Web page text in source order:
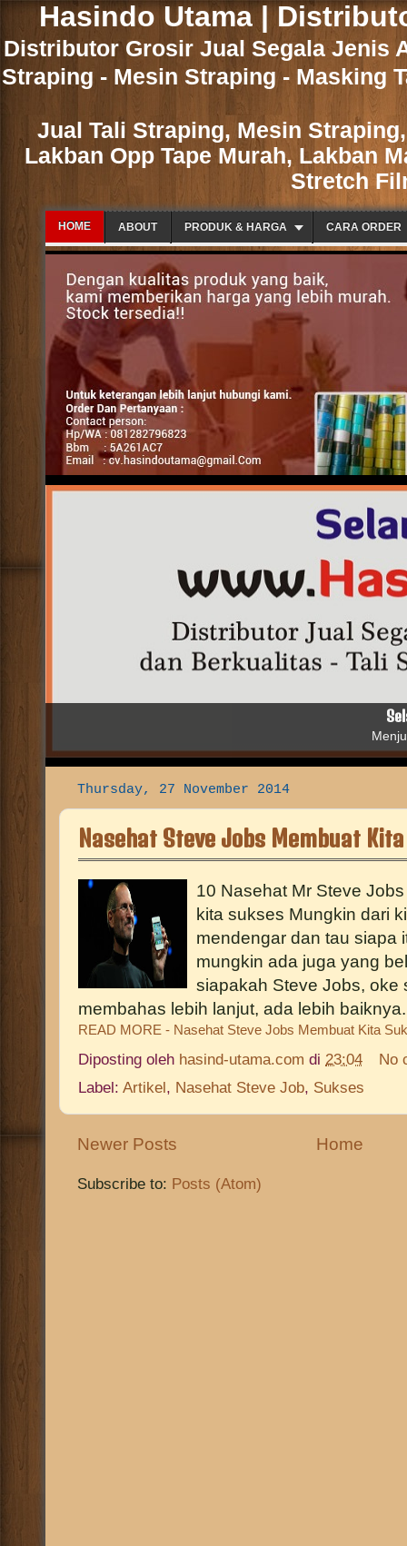
Hasindo Utama |
Distributor Grosir Jual Segala Jenis
Straping - Mesin Straping - Masking
Jual Tali Straping, Mesin
Lakban Opp Tape Murah, Lakban
Stretch
HOME ABOUT PRODUK & HARGA CARA ORDER
Distributor Grosir Jual Segala Jenis Alat Packing dengan
Fulloc - Stretch Film - Paku Tembak - Paku Refill - Screw
yang
Thursday, 27 November 2014
Nasehat Steve Jobs Membuat
10 Nasehat Mr Steve
kita sukses Mungkin dari
mendengar dan tau siapa
mungkin ada juga yang
siapakah Steve Jobs, oke
membahas lebih lanjut, ada lebih
READ MORE - Nasehat Steve Jobs Membuat Kita
Diposting oleh hasind-utama.com di 23:04
No
Label: Artikel, Nasehat Steve Job, Sukses
Newer Posts Home
Subscribe to: Posts (Atom)